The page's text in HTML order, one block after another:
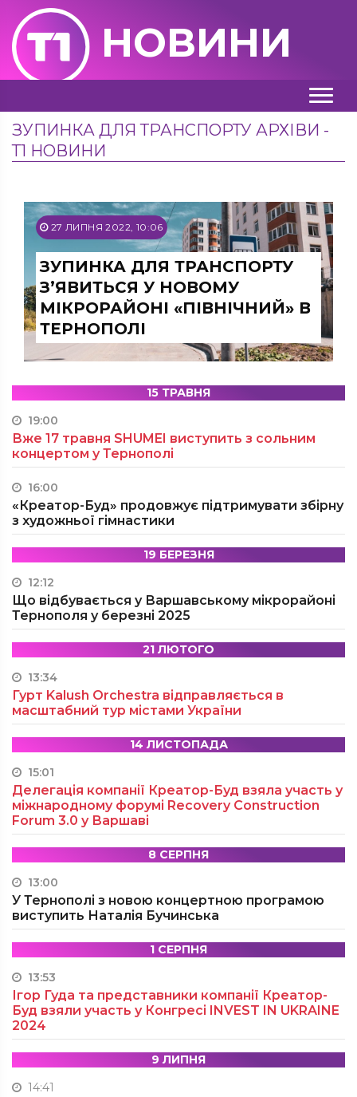
НОВИНИ
ЗУПИНКА ДЛЯ ТРАНСПОРТУ АРХІВИ -
Т1 НОВИНИ
27 ЛИПНЯ 2022, 10:06
ЗУПИНКА ДЛЯ ТРАНСПОРТУ
З’ЯВИТЬСЯ У НОВОМУ
МІКРОРАЙОНІ «ПІВНІЧНИЙ» В
ТЕРНОПОЛІ
15 ТРАВНЯ
19:00
Вже 17 травня SHUMEI виступить з сольним
концертом у Тернополі
16:00
«Креатор-Буд» продовжує підтримувати збірну
з художньої гімнастики
19 БЕРЕЗНЯ
12:12
Що відбувається у Варшавському мікрорайоні
Тернополя у березні 2025
21 ЛЮТОГО
13:34
Гурт Kalush Orchestra відправляється в
масштабний тур містами України
14 ЛИСТОПАДА
15:01
Делегація компанії Креатор-Буд взяла участь у
міжнародному форумі Recovery Construction
Forum 3.0 у Варшаві
8 СЕРПНЯ
13:00
У Тернополі з новою концертною програмою
виступить Наталія Бучинська
1 СЕРПНЯ
13:53
Ігор Гуда та представники компанії Креатор-
Буд взяли участь у Конгресі INVEST IN UKRAINE
2024
9 ЛИПНЯ
14:41